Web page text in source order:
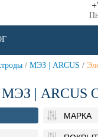
/ МЭЗ | ARCUS /
| ARCUS
МАРКА